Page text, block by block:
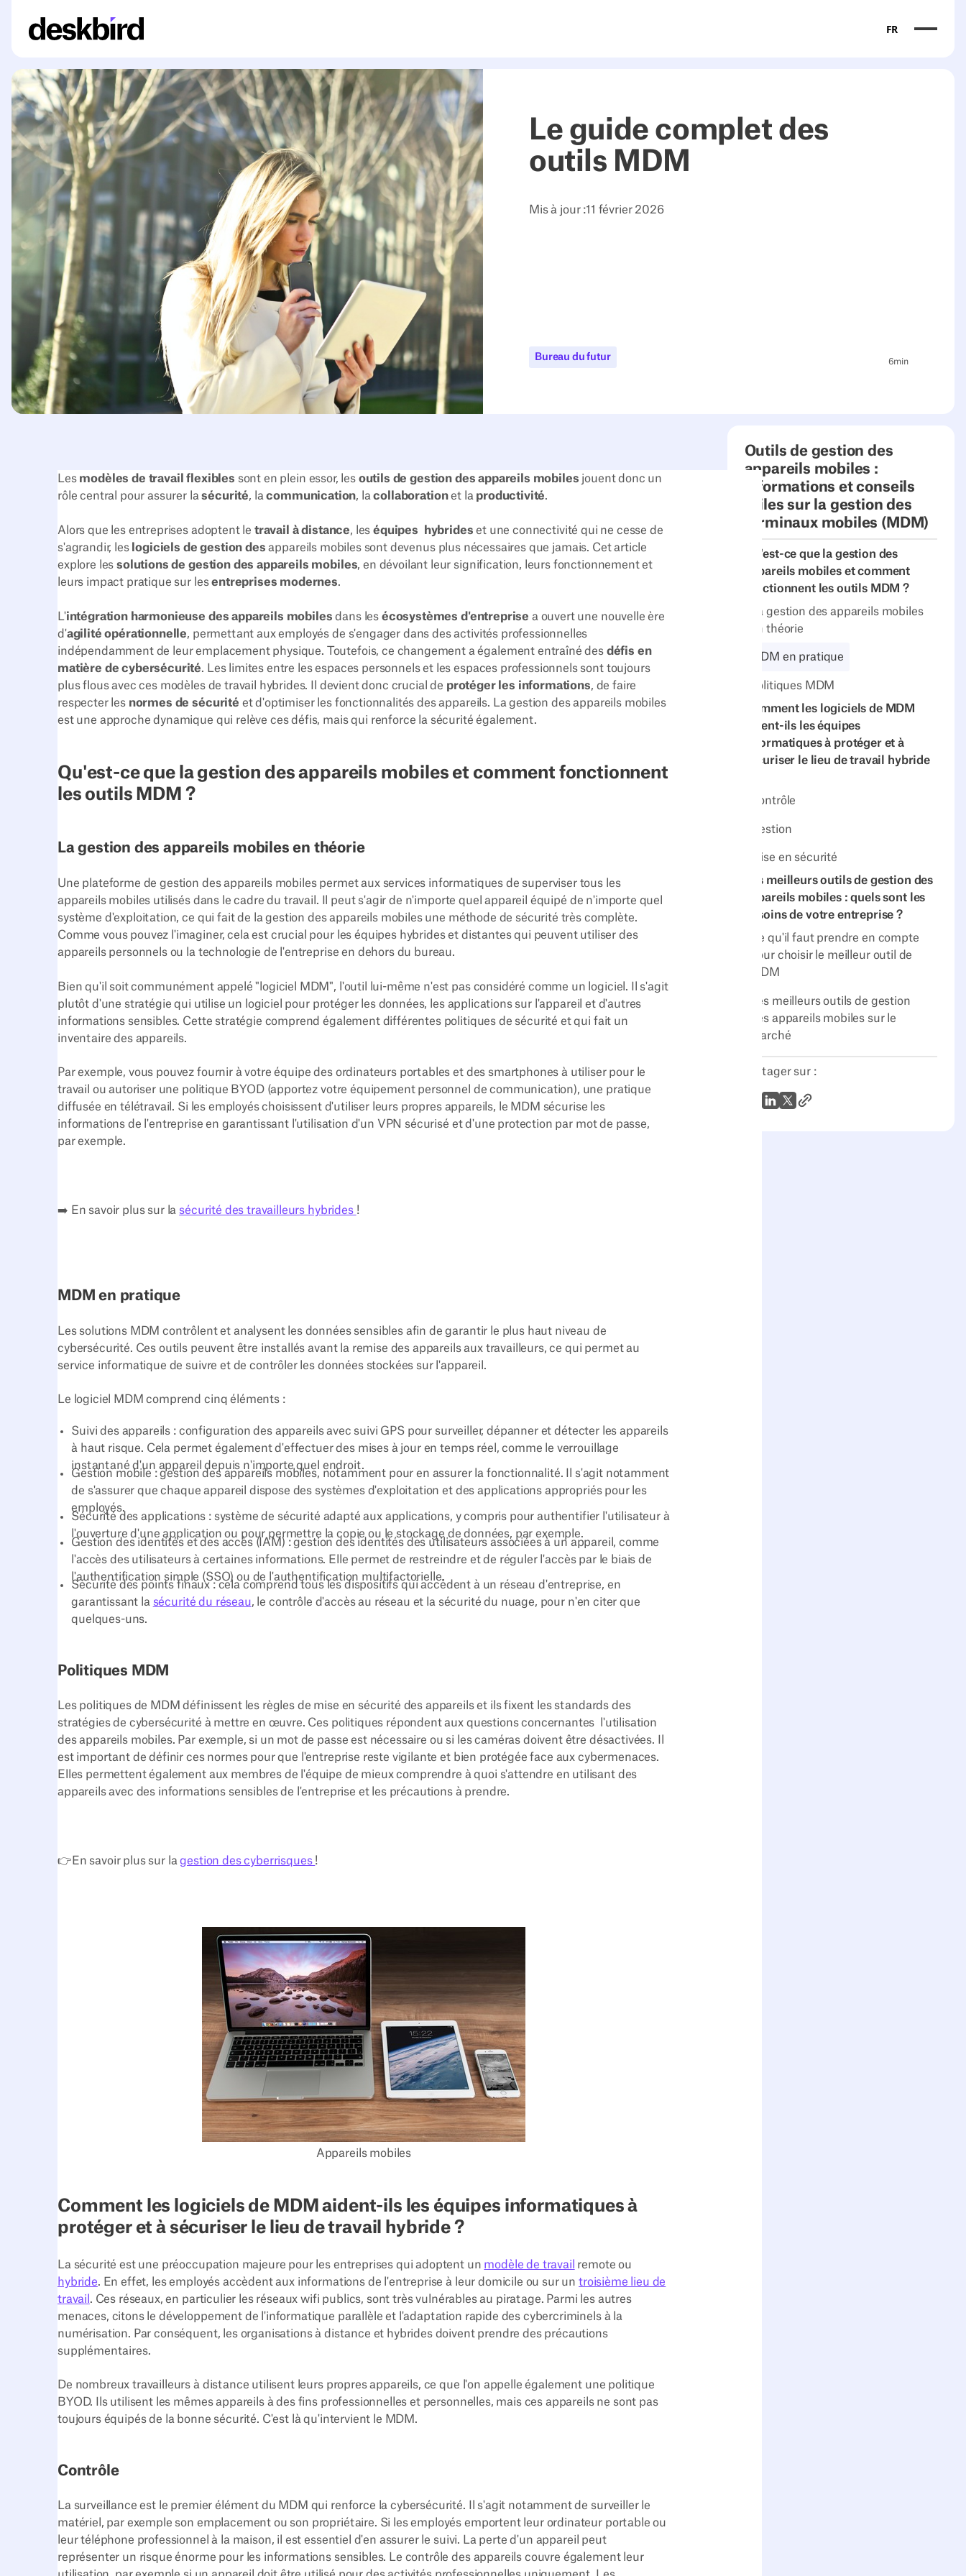
FR
Le guide complet des
outils MDM
Mis à jour :11 février 2026
Bureau du futur 6min
Outils de gestion des
appareils mobiles :
informations et conseils
utiles sur la gestion des
terminaux mobiles (MDM)
Qu'est-ce que la gestion des
appareils mobiles et comment
fonctionnent les outils MDM ?
La gestion des appareils mobiles
en théorie
MDM en pratique
Politiques MDM
Comment les logiciels de MDM
aident-ils les équipes
informatiques à protéger et à
sécuriser le lieu de travail hybride
Contrôle
Gestion
Mise en sécurité
Les meilleurs outils de gestion des
appareils mobiles : quels sont les
besoins de votre entreprise ?
Ce qu'il faut prendre en compte
pour choisir le meilleur outil de
MDM
Les meilleurs outils de gestion
des appareils mobiles sur le
marché
Partager sur :
WhatsApp
LinkedIn
X (Twitter)
Lien vers l'article
Les modèles de travail flexibles sont en plein essor, les outils de gestion des appareils mobiles jouent donc un
rôle central pour assurer lasécurité, lacommunication, lacollaborationet la productivité.
Alors que les entreprises adoptent le travail à distance, leséquipes hybrides et une connectivité qui ne cesse de
s'agrandir, les logiciels de gestion des appareils mobiles sont devenus plus nécessaires que jamais. Cet article
explore lessolutions de gestion des appareils mobiles, en dévoilant leur signification, leurs fonctionnement et
leurs impact pratique sur lesentreprises modernes.
L'intégration harmonieuse des appareils mobiles dans les écosystèmes d'entreprise a ouvert une nouvelle ère
d'agilité opérationnelle, permettant aux employés de s'engager dans des activités professionnelles
indépendamment de leur emplacement physique. Toutefois, ce changement a également entraîné des défis en
matière de cybersécurité. Les limites entre les espaces personnels et les espaces professionnels sont toujours
plus flous avec ces modèles de travail hybrides. Il devient donc crucial de protéger les informations, de faire
respecter les normes de sécurité et d'optimiser les fonctionnalités des appareils. La gestion des appareils mobiles
est une approche dynamique qui relève ces défis, mais qui renforce la sécurité également.
Qu'est-ce que la gestion des appareils mobiles et comment fonctionnent
les outils MDM ?
La gestion des appareils mobiles en théorie
Une plateforme de gestion des appareils mobiles permet aux services informatiques de superviser tous les
appareils mobiles utilisés dans le cadre du travail. Il peut s'agir de n'importe quel appareil équipé de n'importe quel
système d'exploitation, ce qui fait de la gestion des appareils mobiles une méthode de sécurité très complète.
Comme vous pouvez l'imaginer, cela est crucial pour les équipes hybrides et distantes qui peuvent utiliser des
appareils personnels ou la technologie de l'entreprise en dehors du bureau.
Bien qu'il soit communément appelé "logiciel MDM", l'outil lui-même n'est pas considéré comme un logiciel. Il s'agit
plutôt d'une stratégie qui utilise un logiciel pour protéger les données, les applications sur l'appareil et d'autres
informations sensibles. Cette stratégie comprend également différentes politiques de sécurité et qui fait un
inventaire des appareils.
Par exemple, vous pouvez fournir à votre équipe des ordinateurs portables et des smartphones à utiliser pour le
travail ou autoriser une politique BYOD (apportez votre équipement personnel de communication), une pratique
diffusée en télétravail. Si les employés choisissent d'utiliser leurs propres appareils, le MDM sécurise les
informations de l'entreprise en garantissant l'utilisation d'un VPN sécurisé et d'une protection par mot de passe,
par exemple.
➡️ En savoir plus sur la sécurité des travailleurs hybrides !
MDM en pratique
Les solutions MDM contrôlent et analysent les données sensibles afin de garantir le plus haut niveau de
cybersécurité. Ces outils peuvent être installés avant la remise des appareils aux travailleurs, ce qui permet au
service informatique de suivre et de contrôler les données stockées sur l'appareil.
Le logiciel MDM comprend cinq éléments :
Suivi des appareils : configuration des appareils avec suivi GPS pour surveiller, dépanner et détecter les appareils
à haut risque. Cela permet également d'effectuer des mises à jour en temps réel, comme le verrouillage
instantané d'un appareil depuis n'importe quel endroit.
Gestion mobile : gestion des appareils mobiles, notamment pour en assurer la fonctionnalité. Il s'agit notamment
de s'assurer que chaque appareil dispose des systèmes d'exploitation et des applications appropriés pour les
employés.
Sécurité des applications : système de sécurité adapté aux applications, y compris pour authentifier l'utilisateur à
l'ouverture d'une application ou pour permettre la copie ou le stockage de données, par exemple.
Gestion des identités et des accès (IAM) : gestion des identités des utilisateurs associées à un appareil, comme
l'accès des utilisateurs à certaines informations. Elle permet de restreindre et de réguler l'accès par le biais de
l'authentification simple (SSO) ou de l'authentification multifactorielle.
Sécurité des points finaux : cela comprend tous les dispositifs qui accèdent à un réseau d'entreprise, en
garantissant la sécurité du réseau, le contrôle d'accès au réseau et la sécurité du nuage, pour n'en citer que
quelques-uns.
Politiques MDM
Les politiques de MDM définissent les règles de mise en sécurité des appareils et ils fixent les standards des
stratégies de cybersécurité à mettre en œuvre. Ces politiques répondent aux questions concernantes l'utilisation
des appareils mobiles. Par exemple, si un mot de passe est nécessaire ou si les caméras doivent être désactivées. Il
est important de définir ces normes pour que l'entreprise reste vigilante et bien protégée face aux cybermenaces.
Elles permettent également aux membres de l'équipe de mieux comprendre à quoi s'attendre en utilisant des
appareils avec des informations sensibles de l'entreprise et les précautions à prendre.
👉En savoir plus sur lagestion des cyberrisques !
Appareils mobiles
Comment les logiciels de MDM aident-ils les équipes informatiques à
protéger et à sécuriser le lieu de travail hybride ?
La sécurité est une préoccupation majeure pour les entreprises qui adoptent un modèle de travail remote ou
hybride. En effet, les employés accèdent aux informations de l'entreprise à leur domicile ou sur untroisième lieu de
travail . Ces réseaux, en particulier les réseaux wifi publics, sont très vulnérables au piratage. Parmi les autres
menaces, citons le développement de l'informatique parallèle et l'adaptation rapide des cybercriminels à la
numérisation. Par conséquent, les organisations à distance et hybrides doivent prendre des précautions
supplémentaires.
De nombreux travailleurs à distance utilisent leurs propres appareils, ce que l'on appelle également une politique
BYOD. Ils utilisent les mêmes appareils à des fins professionnelles et personnelles, mais ces appareils ne sont pas
toujours équipés de la bonne sécurité. C'est là qu'intervient le MDM.
Contrôle
La surveillance est le premier élément du MDM qui renforce la cybersécurité. Il s'agit notamment de surveiller le
matériel, par exemple son emplacement ou son propriétaire. Si les employés emportent leur ordinateur portable ou
leur téléphone professionnel à la maison, il est essentiel d'en assurer le suivi. La perte d'un appareil peut
représenter un risque énorme pour les informations sensibles. Le contrôle des appareils couvre également leur